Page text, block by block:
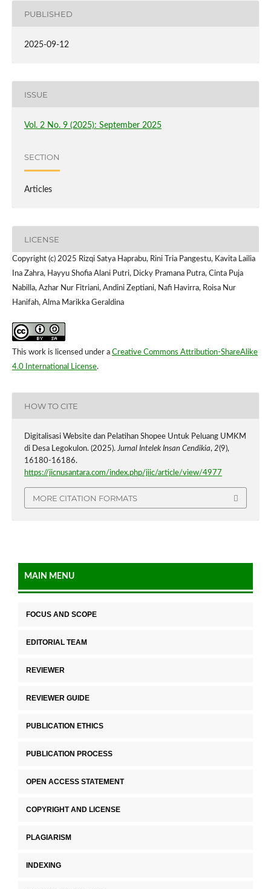
PUBLISHED
2025-09-12
ISSUE
Vol. 2 No. 9 (2025): September 2025
SECTION
Articles
LICENSE
Copyright (c) 2025 Rizqi Satya Haprabu, Rini Tria Pangestu, Kavita Lailia
Ina Zahra, Hayyu Shofia Alani Putri, Dicky Pramana Putra, Cinta Puja
Nabilla, Azhar Nur Fitriani, Andini Zeptiani, Nafi Havirra, Roisa Nur
Hanifah, Alma Marikka Geraldina
This work is licensed under a Creative Commons Attribution-ShareAlike
4.0 International License.
HOW TO CITE
Digitalisasi Website dan Pelatihan Shopee Untuk Peluang UMKM
di Desa Legokulon. (2025).Jurnal Intelek Insan Cendikia, 2(9),
16180-16186.
https://jicnusantara.com/index.php/jiic/article/view/4977
MORE CITATION FORMATS
MAIN MENU
FOCUS AND SCOPE
EDITORIAL TEAM
REVIEWER
REVIEWER GUIDE
PUBLICATION ETHICS
PUBLICATION PROCESS
OPEN ACCESS STATEMENT
COPYRIGHT AND LICENSE
PLAGIARISM
INDEXING